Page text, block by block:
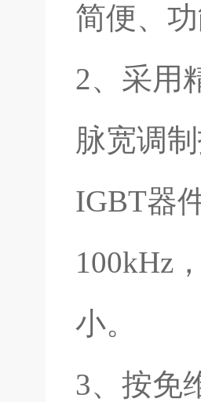
简便、
2、采用
脉宽调
IGBT器
100kHz
小。
3、按免